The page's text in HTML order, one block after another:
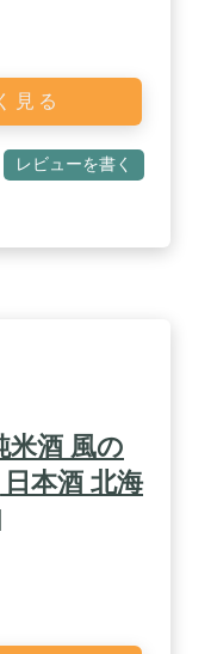
見る
レビューを書く
米酒 風の
本酒 北海